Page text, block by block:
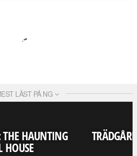
LÄST PÅ NG
THE HAUNTING
HOUSE